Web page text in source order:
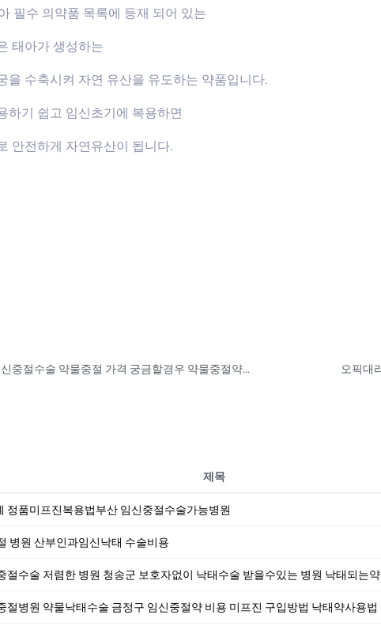
필수 의약품 목록에 등재 되어 있는
태아가 생성하는
을 수축시켜 자연 유산을 유도하는 약품입니다.
하기 쉽고 임신초기에 복용하면
안전하게 자연유산이 됩니다.
경기도 성남시 수정구 임신중절수술 약물중절 가격 궁금할경우 약물중절약추천
제목
정품미프진복용법부산 임신중절수술가능병원
병원 산부인과임신낙­태 수술비용
절수술 저렴한 병원 청송군 보호자없이 낙태수술 받을수있는 병원 낙­태되는약
절병원 약물낙태수술 금정구 임신중절약 비용 미프진 구입방법 낙­태약사용법